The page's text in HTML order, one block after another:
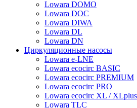
Lowara DOMO
Lowara DOC
Lowara DIWA
Lowara DL
Lowara DN
Циркуляционные насосы
Lowara e-LNE
Lowara ecocirc BASIC
Lowara ecocirc PREMIUM
Lowara ecocirc PRO
Lowara ecocirc XL / XLplus
Lowara TLC